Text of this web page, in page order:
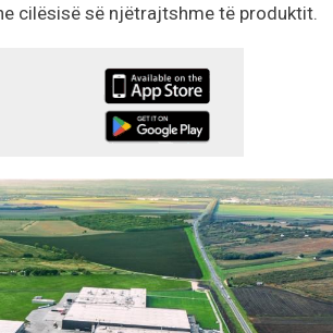
cilësisë së njëtrajtshme të produktit.